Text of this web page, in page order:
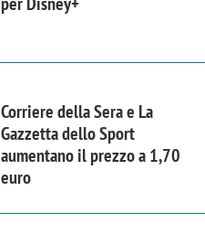
Corriere della Sera e La
Gazzetta dello Sport
aumentano il prezzo a 1,70
euro